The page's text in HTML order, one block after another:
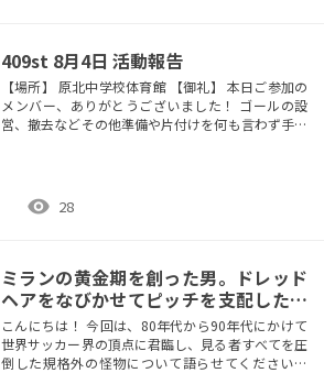
409st 8月4日 活動報告
【場所】 原北中学校体育館 【御礼】 本日ご参加の
メンバー、ありがとうございました！ ゴールの設
営、撤去などその他準備や片付けを何も言わず手伝
けていると幸いです😄 【活動内容】 参加数14名 3
チームに分かれてゲーム ゲーム数15 【今日のハイ
visibility 28
ミランの黄金期を創った男。ドレッド
ヘアをなびかせてピッチを支配した天
才の記憶
こんにちは！ 今回は、80年代から90年代にかけて
世界サッカー界の頂点に君臨し、見る者すべてを圧
倒した規格外の怪物について語らせてください。